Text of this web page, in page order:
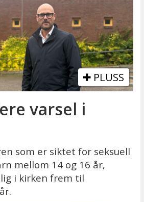
PLUSS
varsel i
som er siktet for seksuell
mellom 14 og 16 år,
i kirken frem til